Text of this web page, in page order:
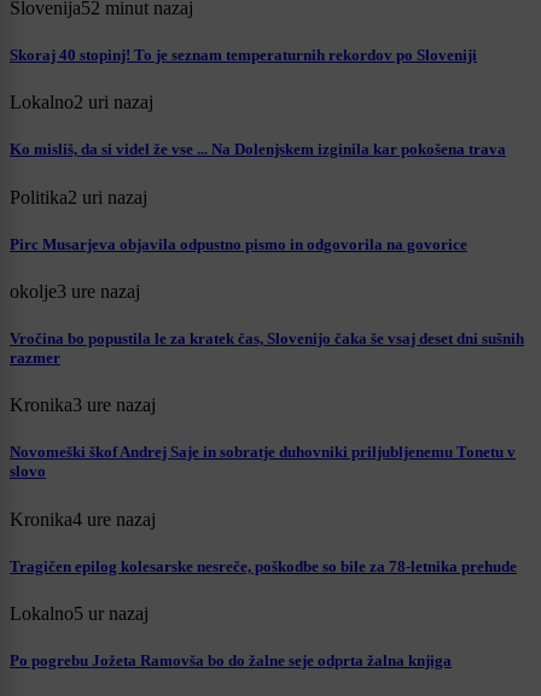
Slovenija52 minut nazaj
Skoraj 40 stopinj! To je seznam temperaturnih rekordov po Sloveniji
Lokalno2 uri nazaj
Ko misliš, da si videl že vse ... Na Dolenjskem izginila kar pokošena trava
Politika2 uri nazaj
Pirc Musarjeva objavila odpustno pismo in odgovorila na govorice
okolje3 ure nazaj
Vročina bo popustila le za kratek čas, Slovenijo čaka še vsaj deset dni sušnih
razmer
Kronika3 ure nazaj
Novomeški škof Andrej Saje in sobratje duhovniki priljubljenemu Tonetu v
slovo
Kronika4 ure nazaj
Tragičen epilog kolesarske nesreče, poškodbe so bile za 78-letnika prehude
Lokalno5 ur nazaj
Po pogrebu Jožeta Ramovša bo do žalne seje odprta žalna knjiga